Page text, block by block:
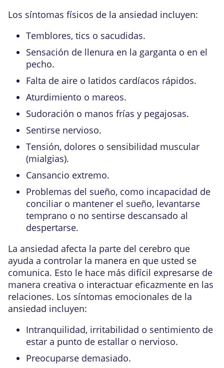
Los síntomas físicos de la ansiedad incluyen:
Temblores, tics o sacudidas.
Sensación de llenura en la garganta o en el
pecho.
Falta de aire o latidos cardíacos rápidos.
Aturdimiento o mareos.
Sudoración o manos frías y pegajosas.
Sentirse nervioso.
Tensión, dolores o sensibilidad muscular
(mialgias).
Cansancio extremo.
Problemas del sueño, como incapacidad de
conciliar o mantener el sueño, levantarse
temprano o no sentirse descansado al
despertarse.
La ansiedad afecta la parte del cerebro que
ayuda a controlar la manera en que usted se
comunica. Esto le hace más difícil expresarse de
manera creativa o interactuar eficazmente en las
relaciones. Los síntomas emocionales de la
ansiedad incluyen:
Intranquilidad, irritabilidad o sentimiento de
estar a punto de estallar o nervioso.
Preocuparse demasiado.